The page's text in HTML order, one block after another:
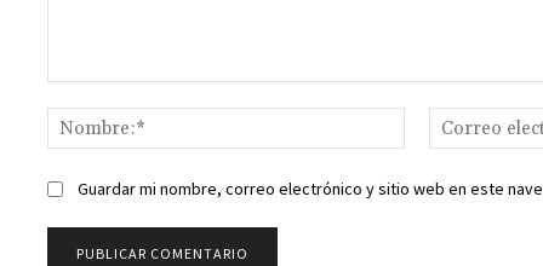
Nombre:*
Guardar mi nombre, correo electrónico y sitio web en este